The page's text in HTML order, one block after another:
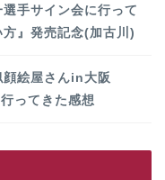
選手サイン会に行って
』発売記念(加古川)
顔絵屋さんin大阪
ってきた感想